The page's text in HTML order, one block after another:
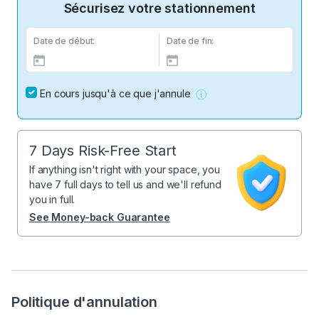
Politique d'annulation
Sécurisez votre stationnement
Date de début: Date de fin:
En cours jusqu'à ce que j'annule
7 Days Risk-Free Start
If anything isn't right with your space, you
have 7 full days to tell us and we'll refund
you in full.
See Money-back Guarantee